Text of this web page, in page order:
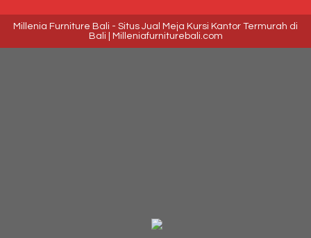
Millenia Furniture Bali - Situs Jual Meja Kursi Kantor Termurah di
Bali | Milleniafurniturebali.com